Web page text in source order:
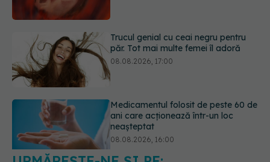
Medicamentul folosit de peste 60 de
ani care acționează într-un loc
Transpirații nocturne: semnul ignorat
care poate ascunde probleme
serioase de sănătate
URMĂREȘTE-NE ȘI PE:
URMĂRITORI